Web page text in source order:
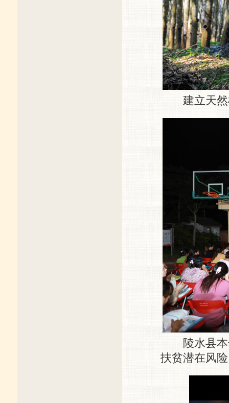
建立天然
陵水县本
扶贫潜在风